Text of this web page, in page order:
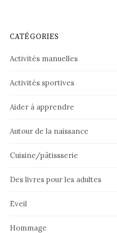
CATÉGORIES
Activités manuelles
Activités sportives
Aider à apprendre
Autour de la naissance
Cuisine/pâtissserie
Des livres pour les adultes
Eveil
Hommage